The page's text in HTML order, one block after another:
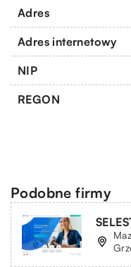
Adres
Adres internetowy
NIP
REGON
Podobne firmy